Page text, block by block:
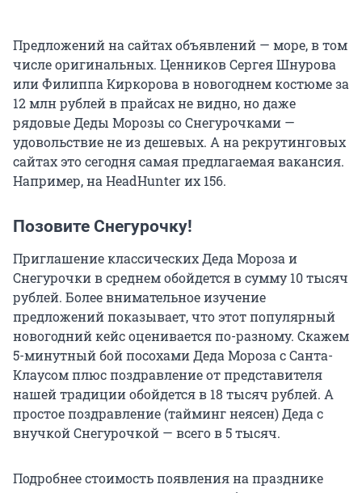
Предложений на сайтах объявлений — море, в том
числе оригинальных. Ценников Сергея Шнурова
или Филиппа Киркорова в новогоднем костюме за
12 млн рублей в прайсах не видно, но даже
рядовые Деды Морозы со Снегурочками —
удовольствие не из дешевых. А на рекрутинговых
сайтах это сегодня самая предлагаемая вакансия.
Например, на HeadHunter их 156.
Позовите Снегурочку!
Приглашение классических Деда Мороза и
Снегурочки в среднем обойдется в сумму 10 тысяч
рублей. Более внимательное изучение
предложений показывает, что этот популярный
новогодний кейс оценивается по-разному. Скажем
5-минутный бой посохами Деда Мороза с Санта-
Клаусом плюс поздравление от представителя
нашей традиции обойдется в 18 тысяч рублей. А
простое поздравление (тайминг неясен) Деда с
внучкой Снегурочкой — всего в 5 тысяч.
Подробнее стоимость появления на празднике